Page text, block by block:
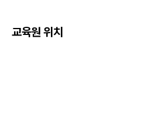
교육원 위치